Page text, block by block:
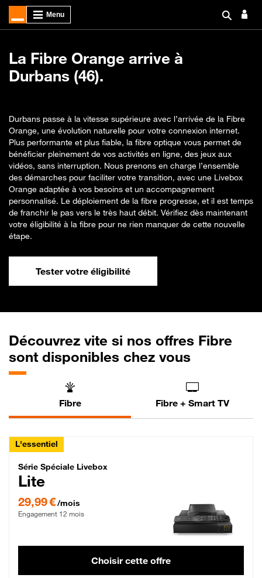
La Fibre Orange arrive à
Durbans (46).
Durbans passe à la vitesse supérieure avec l’arrivée de la Fibre
Orange, une évolution naturelle pour votre connexion internet.
Plus performante et plus fiable, la fibre optique vous permet de
bénéficier pleinement de vos activités en ligne, des jeux aux
vidéos, sans interruption. Nous prenons en charge l’ensemble
des démarches pour faciliter votre transition, avec une Livebox
Orange adaptée à vos besoins et un accompagnement
personnalisé. Le déploiement de la fibre progresse, et il est temps
de franchir le pas vers le très haut débit. Vérifiez dès maintenant
votre éligibilité à la fibre pour ne rien manquer de cette nouvelle
étape.
Tester votre éligibilité
Découvrez vite si nos offres Fibre
sont disponibles chez vous
Fibre Fibre + Smart TV
L'essentiel
Série Spéciale Livebox Lite Fibre
Série Spéciale Livebox
Lite
29,99 €/mois
Engagement 12 mois
Choisir cette offre